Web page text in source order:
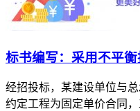
标书编写：采用不平
经招投标，某建设单位与
约定工程为固定单价合同